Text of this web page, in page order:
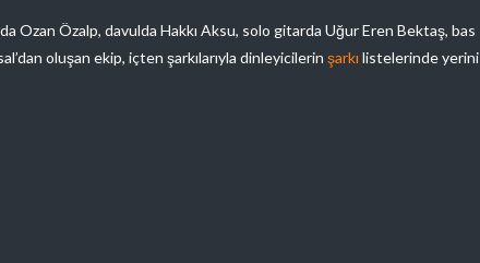
Ozan Özalp, davulda Hakkı Aksu, solo gitarda Uğur Eren Bektaş, bas
oluşan ekip, içten şarkılarıyla dinleyicilerin şarkı listelerinde yerini